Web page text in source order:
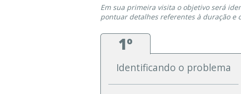
Em sua primeira visita o objetivo será
pontuar detalhes referentes à duração e
1º
Identificando o problema